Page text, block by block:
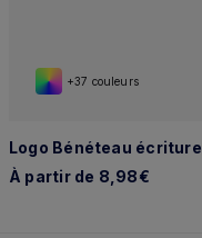
+37 couleurs
Logo Bénéteau écriture
À partir de 8,98€